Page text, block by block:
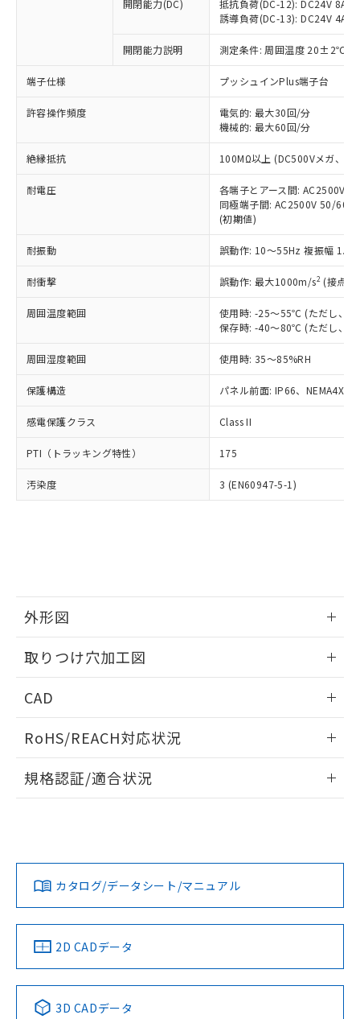
開閉能力(DC)
抵抗負荷(DC-12): DC24V 8A/
誘導負荷(DC-13): DC24V 4A/
開閉能力説明 測定条件: 周囲温度 20±2℃、
端子仕様 プッシュインPlus端子台
許容操作頻度
電気的: 最大30回/分
機械的: 最大60回/分
絶縁抵抗 100MΩ以上 (DC500Vメガ、点
耐電圧
各端子とアース間: AC2500V
同極端子間: AC2500V 50/
(初期値)
耐振動 誤動作: 10～55Hz 複振幅
耐衝撃 誤動作: 最大1000m/s2 (接点
周囲温度範囲
使用時: -25～55℃ (ただし、氷
保存時: -40～80℃ (ただし、氷
周囲湿度範囲 使用時: 35～85%RH
保護構造 パネル前面: IP66、NEMA4X,
感電保護クラス Class II
PTI（トラッキング特性） 175
汚染度 3 (EN60947-5-1)
外形図
取りつけ穴加工図
CAD
ドすることができます。
ログイン/会員登録
ダウンロードデータをご利用いただく前に、以下を必ずお読
みください。
ソフトウェアの使用条件
RoHS/REACH対応状況
EU RoHS 注意事項・凡例
対応済み
中国 RoHS 注意事項・凡例
規格認証/適合状況
カタログ/データシート/マニュアル
2D CADデータ
3D CADデータ
ことをご了承ください。
在庫状況および標準価格照会結果は、
記載している更新日時点での社内デー
タに基づき作成されるものであり、閲
覧された時点での実際の在庫および標
準価格とは異なる場合があることをご
正式な納期状況および標準価格はお客
様のお取引先、またはお客様担当のオ
ムロン制御機器販売店・当社販売員に
オムロン制御機器販売店や当社販売拠
販売ネットワーク
」をご確認
在庫状況および標準価格結果を当社の
事前の承諾なく第三者に漏洩または開
示しないようお願いします。
マイパーツ機能（部品リスト作成サー
ビス）をご利用いただくには、I-Web
メンバーズにご登録されている必要が
お客様が当ウェブサイト上で当社にご
登録された部品リストについて、当社
および当社の共同利用者が、当社の製
品・サービスに関するお客様との取
引・商談に必要な範囲で利用すること
をご了承ください。
※当社の共同利用者とは、"個人情報
の「1.共同利
用者の範囲」に記載されている法人を
むを得ず変更することがあります。
*EU RoHS指令（10物質）：
鉛(Pb) 1000ppm以下、 水銀(Hg) 1000ppm以下、 カド
ミウム(Cd) 100ppm以下、
六価クロム(Cr(Ⅵ)) 1000ppm以下、ポリ臭化ビフェニル
類(PBB) 1000ppm以下、ポリ臭化ジフェニルエーテル類
(PBDE) 1000ppm以下、フタル酸ビス(2-エチルヘキシ
ル) (DEHP)(別名：DOP) 1000ppm以下、フタル酸ブチ
(DIBP) 1000ppm以下
但し、RoHS指令で産業用監視および制御機器に対する
フタル酸エステル類の４物質については閾値を超える意
図的な使用がないことを確認しています。
部品在庫の切り替え状況などにより、予定
月が前後することがあります。
※3 非含有証明書ダウンロード
下記の非含有証明書をダウンロードするこ
とができます。
EU RoHS指令（10物質）の非含有証明書
51物質の非含有証明書（当社基準）
※本証明書は発行日時点で非含有を証明す
欄に対応日を記載しておりました。
既に当社にて対応品への在庫切替を完了
り、2022年1月12日より割愛しておりま
す。
「－」：未確認です。当社販売部門へお問
*中国RoHS10物質の基準値 (GB/T26572)：
Pb(鉛) :1000ppm、 Hg(水銀) : 1000ppm、 Cd(カドミウ
ニル類) : 1000ppm、 PBDEs(ポリ臭化ジフェニルエーテ
DBP(フタル酸ジブチル) : 1000ppm、 DIBP(フタル酸ジ
イソブチル) : 1000ppm、 BBP(フタル酸ブチルベンジ
ル) : 1000ppm、
DEHP(フタル酸ビス(2-エチルヘキシル)) : 1000ppm
「ｅ」：有害物質（10物質）のすべてが基
準値以下であることを示します。
「10」：通常の使用状況下において有害物
質が外部に漏えいし、環境に深刻な影響を
及ぼさない年数を意味します。
「－」：未確認です。当社販売部門へお問
い合わせください。
当社は、これら貴社製品のうち、外国
為替および外国貿易法に定める商品
（以下｢規制貨物等」という）を輸出
または国外への提供する場合は、日本
国政府の輸出許可(または役務取引許
可)を取得するなどの必要な手続きを
当社は規制貨物を破棄する場合は、完
全に破砕するなど、違法に輸出されな
いよう必要な手段を講じます。
当社は貴社製品を、核兵器、ミサイ
ル、化学兵器、生物兵器またはその他
武器並びにこれらの製造装置等に一切
当社は、貴社製品を第三者に販売する
場合は、上記1、2および3の内容を当
該第三者に通知します。また当社は、
販売先および販売に係わる関係者が違
法に輸出するおそれがある場合は、取
り引きをいたしません。
○ 一定数以上の在庫あり
一定数には満たないが在庫あり
在庫なし(最新の在庫状況につ
いては、お客様のお取引先、ま
たはお客様担当のオムロン制御
機器販売店・当社販売員にご確
白
受注生産機種、また在庫状況の
情報を公開していない機種